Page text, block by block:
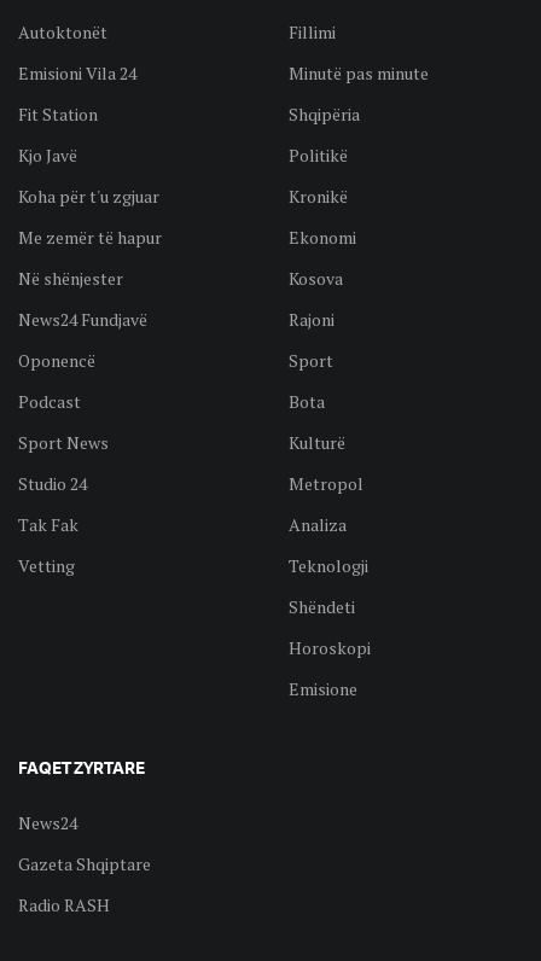
Autoktonët
Emisioni Vila 24
Fit Station
Kjo Javë
Koha për t'u zgjuar
Me zemër të hapur
Në shënjester
News24 Fundjavë
Oponencë
Podcast
Sport News
Studio 24
Tak Fak
Vetting
Fillimi
Minutë pas minute
Shqipëria
Politikë
Kronikë
Ekonomi
Kosova
Rajoni
Sport
Bota
Kulturë
Metropol
Analiza
Teknologji
Shëndeti
Horoskopi
Emisione
FAQET ZYRTARE
News24
Gazeta Shqiptare
Radio RASH